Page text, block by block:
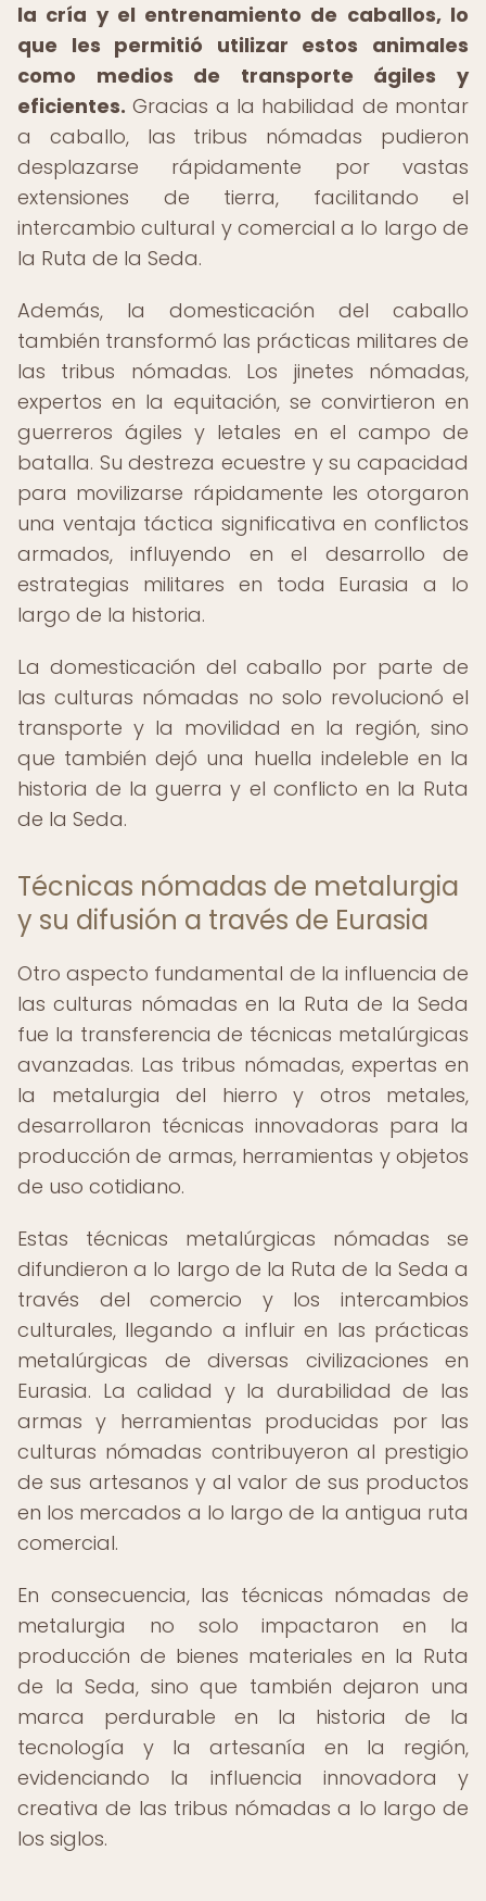
la cría y el entrenamiento de caballos, lo
que les permitió utilizar estos animales
como medios de transporte ágiles y
eficientes. Gracias a la habilidad de montar
a caballo, las tribus nómadas pudieron
desplazarse rápidamente por vastas
extensiones de tierra, facilitando el
intercambio cultural y comercial a lo largo de
la Ruta de la Seda.
Además, la domesticación del caballo
también transformó las prácticas militares de
las tribus nómadas. Los jinetes nómadas,
expertos en la equitación, se convirtieron en
guerreros ágiles y letales en el campo de
batalla. Su destreza ecuestre y su capacidad
para movilizarse rápidamente les otorgaron
una ventaja táctica significativa en conflictos
armados, influyendo en el desarrollo de
estrategias militares en toda Eurasia a lo
largo de la historia.
La domesticación del caballo por parte de
las culturas nómadas no solo revolucionó el
transporte y la movilidad en la región, sino
que también dejó una huella indeleble en la
historia de la guerra y el conflicto en la Ruta
de la Seda.
Técnicas nómadas de metalurgia
y su difusión a través de Eurasia
Otro aspecto fundamental de la influencia de
las culturas nómadas en la Ruta de la Seda
fue la transferencia de técnicas metalúrgicas
avanzadas. Las tribus nómadas, expertas en
la metalurgia del hierro y otros metales,
desarrollaron técnicas innovadoras para la
producción de armas, herramientas y objetos
de uso cotidiano.
Estas técnicas metalúrgicas nómadas se
difundieron a lo largo de la Ruta de la Seda a
través del comercio y los intercambios
culturales, llegando a influir en las prácticas
metalúrgicas de diversas civilizaciones en
Eurasia. La calidad y la durabilidad de las
armas y herramientas producidas por las
culturas nómadas contribuyeron al prestigio
de sus artesanos y al valor de sus productos
en los mercados a lo largo de la antigua ruta
comercial.
En consecuencia, las técnicas nómadas de
metalurgia no solo impactaron en la
producción de bienes materiales en la Ruta
de la Seda, sino que también dejaron una
marca perdurable en la historia de la
tecnología y la artesanía en la región,
evidenciando la influencia innovadora y
creativa de las tribus nómadas a lo largo de
los siglos.